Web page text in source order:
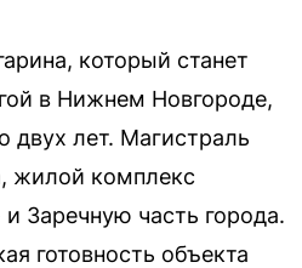
который станет
в Нижнем Новгороде,
двух лет. Магистраль
жилой комплекс
Заречную часть города.
готовность объекта